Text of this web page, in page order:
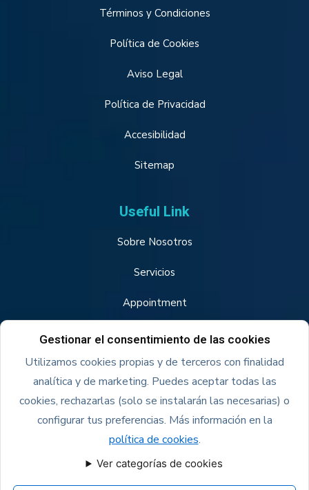
Términos y Condiciones
Política de Cookies
Aviso Legal
Política de Privacidad
Accesibilidad
Sitemap
Useful Link
Sobre Nosotros
Servicios
Appointment
Política de Privacidad
Contacto
Our Services
Gestionar el consentimiento de las cookies
Utilizamos cookies propias y de terceros con finalidad
analítica y de marketing. Puedes aceptar todas las
cookies, rechazarlas (solo se instalarán las necesarias) o
configurar tus preferencias. Más información en la
política de cookies.
Ver categorías de cookies